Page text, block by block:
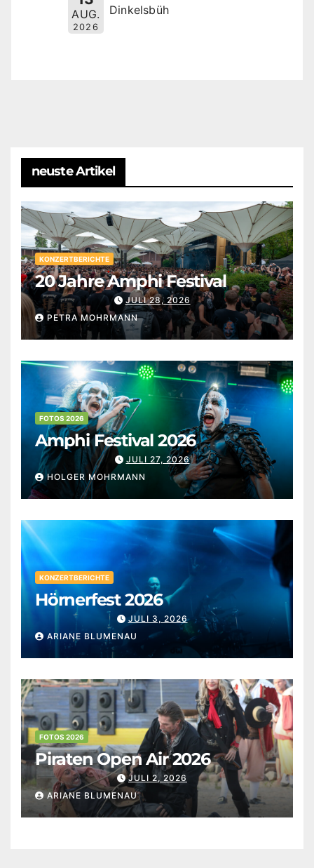
AUG.
2026
Dinkelsbüh
neuste Artikel
KONZERTBERICHTE
20 Jahre Amphi Festival
JULI 28, 2026
PETRA MOHRMANN
FOTOS 2026
Amphi Festival 2026
JULI 27, 2026
HOLGER MOHRMANN
KONZERTBERICHTE
Hörnerfest 2026
JULI 3, 2026
ARIANE BLUMENAU
FOTOS 2026
Piraten Open Air 2026
JULI 2, 2026
ARIANE BLUMENAU